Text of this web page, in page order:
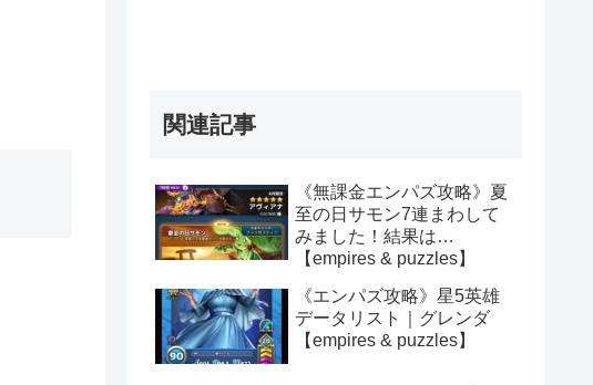
関連記事
《無課金エンパズ攻略》夏
至の日サモン7連まわして
みました！結果は…
【empires & puzzles】
《エンパズ攻略》星5英雄
データリスト｜グレンダ
【empires & puzzles】